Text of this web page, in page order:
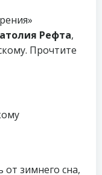
Рефта,
Прочтите
от зимнего сна,